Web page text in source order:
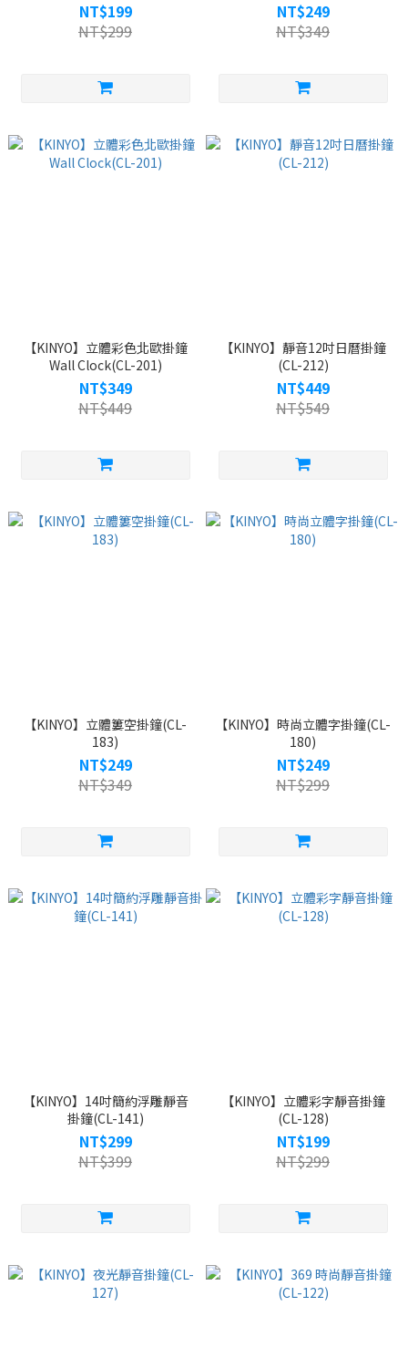
NT$199
NT$299
NT$249
NT$349
【KINYO】立體彩色北歐掛鐘
Wall Clock(CL-201)
NT$349
NT$449
【KINYO】靜音12吋日曆掛鐘
(CL-212)
NT$449
NT$549
【KINYO】立體簍空掛鐘(CL-
183)
NT$249
NT$349
【KINYO】時尚立體字掛鐘(CL-
180)
NT$249
NT$299
【KINYO】14吋簡約浮雕靜音
掛鐘(CL-141)
NT$299
NT$399
【KINYO】立體彩字靜音掛鐘
(CL-128)
NT$199
NT$299